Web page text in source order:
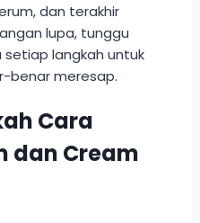
dan terakhir
lupa, tunggu
langkah untuk
benar meresap.
Cara
dan Cream